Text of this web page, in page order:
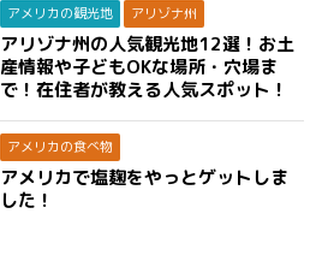
アメリカの観光地 アリゾナ州
アリゾナ州の人気観光地12選！お土
産情報や子どもOKな場所・穴場ま
で！在住者が教える人気スポット！
アメリカの食べ物
アメリカで塩麹をやっとゲットしま
した！